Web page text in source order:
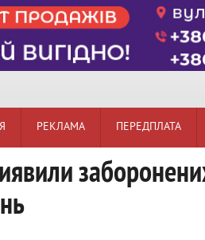
РЕКЛАМА ПЕРЕДПЛАТА